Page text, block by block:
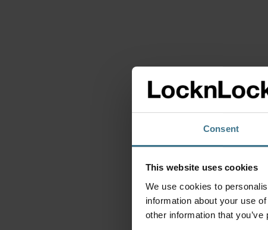
Consent
This website uses cookies
We use cookies to
information about your use
other information that
Van